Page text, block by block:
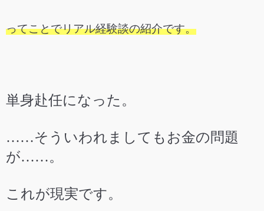
ってことでリアル経験談の紹介です。
単身赴任になった。
……そういわれましてもお金の問題
が……。
これが現実です。